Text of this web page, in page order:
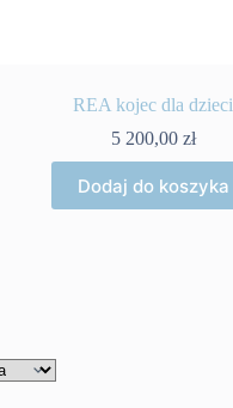
REA kojec dla dzieci
5 200,00 zł
Dodaj do koszyka